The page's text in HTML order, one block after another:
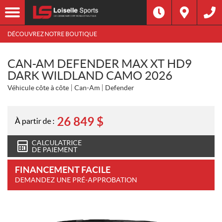
DÉCOUVREZ NOTRE BOUTIQUE
CAN-AM DEFENDER MAX XT HD9
DARK WILDLAND CAMO 2026
Véhicule côte à côte Can-Am Defender
À partir de : 26 849 $
CALCULATRICE
DE PAIEMENT
FINANCEMENT FACILE
DEMANDEZ UNE PRÉ-APPROBATION